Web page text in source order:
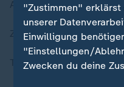
Aktuelle Sendungs-
ZDFheute Stories
Themen im Überblick
"Zustimmen" erklärst
unserer
Einwilligung
"Einstellungen/
Zwecken du deine